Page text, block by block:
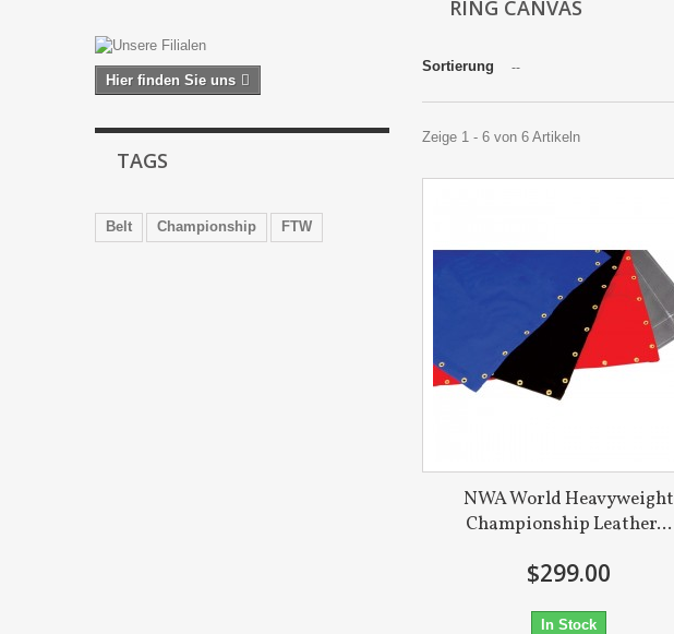
Hier finden Sie uns
TAGS
Belt Championship FTW
RING CANVAS
Sortierung --
Zeige 1 - 6 von 6 Artikeln
NWA World Heavyweight
Championship Leather...
$299.00
In Stock